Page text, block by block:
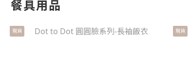
餐具用品
現貨 現貨